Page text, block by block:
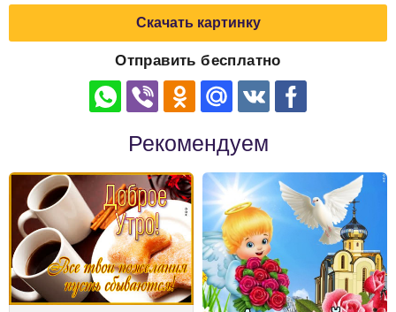
Скачать картинку
Отправить бесплатно
Рекомендуем